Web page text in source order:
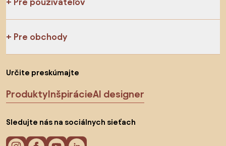
Pre používateľov
Pre obchody
Určite preskúmajte
ProduktyInšpirácieAI designer
Sledujte nás na sociálnych sieťach